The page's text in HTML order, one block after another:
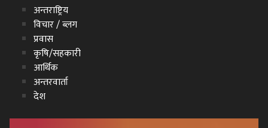
अन्तराष्ट्रिय
विचार / ब्लग
प्रवास
कृषि/सहकारी
आर्थिक
अन्तरवार्ता
देश